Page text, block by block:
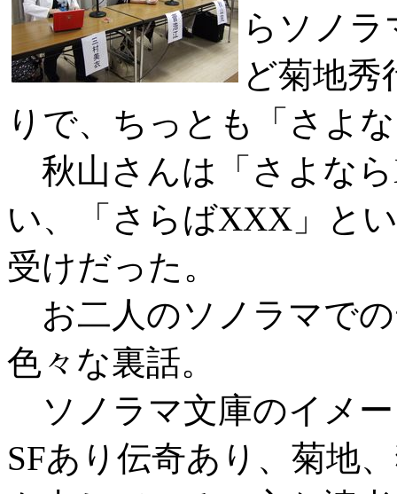
らソノ
ど菊地秀
りで、ちっとも「さよ
秋山さんは「さよな
い、「さらばXXX」と
受けだった。
お二人のソノラマで
色々な裏話。
ソノラマ文庫のイメ
SFあり伝奇あり、菊地